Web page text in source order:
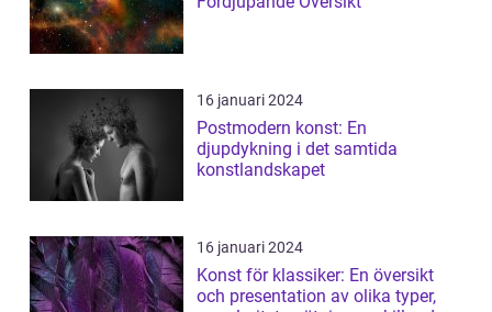
16 januari 2024
Postmodern konst: En
djupdykning i det samtida
konstlandskapet
16 januari 2024
Konst för klassiker: En översikt
och presentation av olika typer,